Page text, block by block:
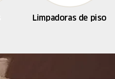
Limpadoras de piso